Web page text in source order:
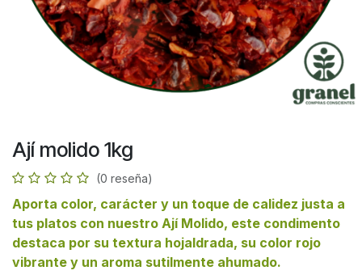
Ají molido 1kg
(0 reseña)
Aporta color, carácter y un toque de calidez justa a
tus platos con nuestro Ají Molido, este condimento
destaca por su textura hojaldrada, su color rojo
vibrante y un aroma sutilmente ahumado.